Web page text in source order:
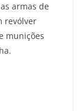
armas de
revólver
munições